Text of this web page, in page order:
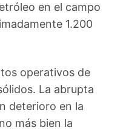
en el campo
1.200
operativos de
La abrupta
deterioro en la
más bien la